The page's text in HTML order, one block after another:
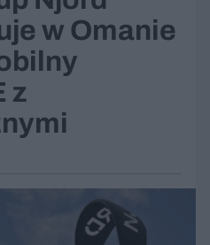
w Omanie
z